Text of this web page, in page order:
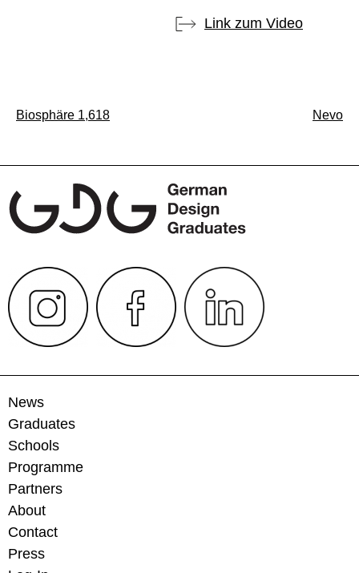
Link zum Video
Beitragsnavigation
Biosphäre 1,618 Nevo
News
Graduates
Schools
Programme
Partners
About
Contact
Press